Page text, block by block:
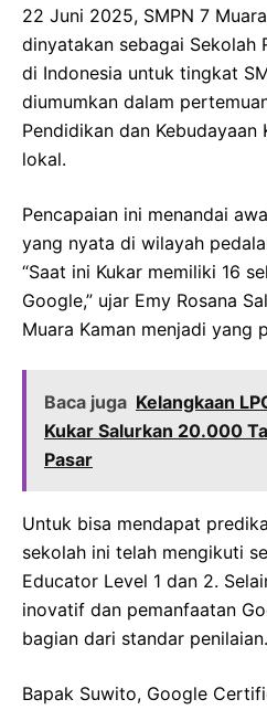
22 Juni 2025, SMPN 7
dinyatakan sebagai Sekolah
di Indonesia untuk tingkat
diumumkan dalam
Pendidikan dan Kebudayaan
lokal.
Pencapaian ini menandai
yang nyata di wilayah
“Saat ini Kukar memiliki 16
Google,” ujar Emy Rosana
Muara Kaman menjadi yang
Baca juga Kelangkaan
Kukar Salurkan 20.000
Pasar
Untuk bisa mendapat
sekolah ini telah mengikuti
Educator Level 1 dan 2.
inovatif dan pemanfaatan
bagian dari standar penilaian.
Bapak Suwito, Google